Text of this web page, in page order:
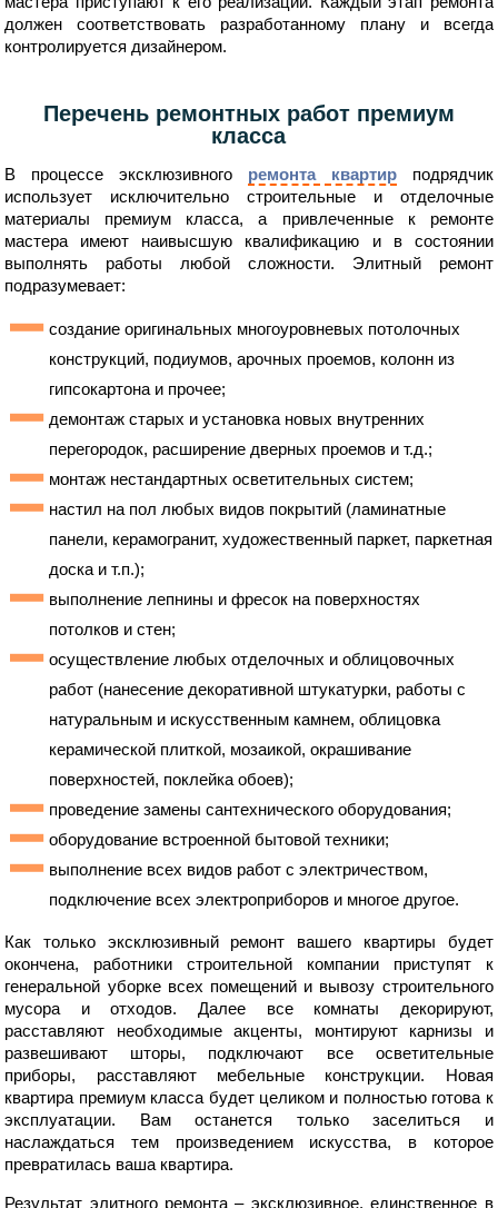
должен соответствовать разработанному плану и всегда
контролируется дизайнером.
Перечень ремонтных работ премиум
класса
В процессе эксклюзивного ремонта квартирподрядчик
использует исключительно строительные и отделочные
материалы премиум класса, а привлеченные к ремонте
мастера имеют наивысшую квалификацию и в состоянии
выполнять работы любой сложности. Элитный ремонт
подразумевает:
создание оригинальных многоуровневых потолочных
конструкций, подиумов, арочных проемов, колонн из
гипсокартона и прочее;
демонтаж старых и установка новых внутренних
перегородок, расширение дверных проемов и т.д.;
монтаж нестандартных осветительных систем;
настил на пол любых видов покрытий (ламинатные
панели, керамогранит, художественный паркет, паркетная
доска и т.п.);
выполнение лепнины и фресок на поверхностях
потолков и стен;
осуществление любых отделочных и облицовочных
работ (нанесение декоративной штукатурки, работы с
натуральным и искусственным камнем, облицовка
керамической плиткой, мозаикой, окрашивание
поверхностей, поклейка обоев);
проведение замены сантехнического оборудования;
оборудование встроенной бытовой техники;
выполнение всех видов работ с электричеством,
подключение всех электроприборов и многое другое.
Как только эксклюзивный ремонт вашего квартиры будет
окончена, работники строительной компании приступят к
генеральной уборке всех помещений и вывозу строительного
мусора и отходов. Далее все комнаты декорируют,
расставляют необходимые акценты, монтируют карнизы и
развешивают шторы, подключают все осветительные
приборы, расставляют мебельные конструкции. Новая
квартира премиум класса будет целиком и полностью готова к
эксплуатации. Вам останется только заселиться и
наслаждаться тем произведением искусства, в которое
превратилась ваша квартира.
Результат элитного ремонта – эксклюзивное, единственное в